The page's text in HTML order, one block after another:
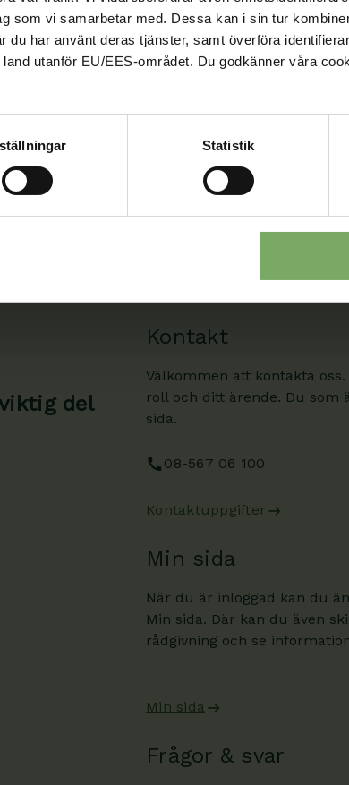
som vi samarbetar med. Dessa kan i sin tur
du har använt deras tjänster, samt överföra
utanför EU/EES-området. Du godkänner våra
Statistik
någon annan vill ta den platsen och
del
Kontakt
Välkommen att kontakta
roll och ditt ärende. Du
sida.
08-567 06 100
Kontaktuppgifter
Min sida
När du är inloggad kan du
Min sida. Där kan du även
rådgivning och se
Min sida
Frågor & svar